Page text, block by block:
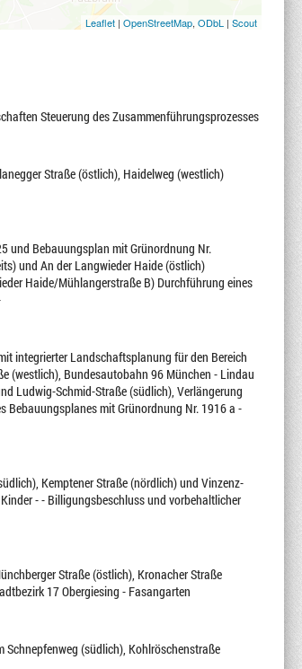
Leaflet| OpenStreetMap, ODbL | Scout
Steuerung des Zusammenführungsprozesses
Straße (östlich), Haidelweg (westlich)
und Bebauungsplan mit Grünordnung Nr.
und An der Langwieder Haide (östlich)
Haide/Mühlangerstraße B) Durchführung eines
integrierter Landschaftsplanung für den Bereich
(westlich), Bundesautobahn 96 München - Lindau
Ludwig-Schmid-Straße (südlich), Verlängerung
Bebauungsplanes mit Grünordnung Nr. 1916 a -
Kemptener Straße (nördlich) und Vinzenz-
- - Billigungsbeschluss und vorbehaltlicher
Straße (östlich), Kronacher Straße
17 Obergiesing - Fasangarten
(südlich), Kohlröschenstraße